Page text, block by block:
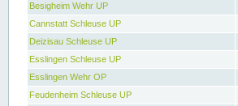
Besigheim Wehr UP
Cannstatt Schleuse UP
Deizisau Schleuse UP
Esslingen Schleuse UP
Esslingen Wehr OP
Feudenheim Schleuse UP